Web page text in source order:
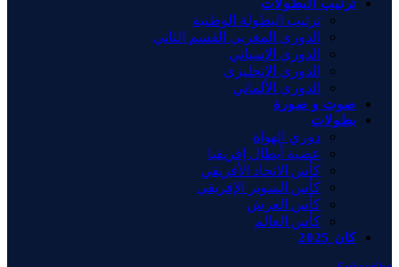
ترتيب البطولات
ترتيب البطولة الوطنية
الدوري المغربي القسم الثاني
الدوري الإسباني
الدوري الإنجليزي
الدوري الألماني
صوت و صورة
بطولات
دوري الهواة
عصبة أبطال إفريقيا
كأس الاتحاد الأفريقي
كأس السوبر الإفريقي
كأس العرش
كأس العالم
كان 2025